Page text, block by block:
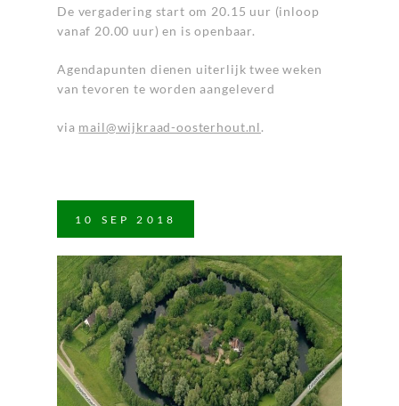
De vergadering start om 20.15 uur (inloop
vanaf 20.00 uur) en is openbaar.
Agendapunten dienen uiterlijk twee weken
van tevoren te worden aangeleverd
via mail@wijkraad-oosterhout.nl.
10 SEP 2018